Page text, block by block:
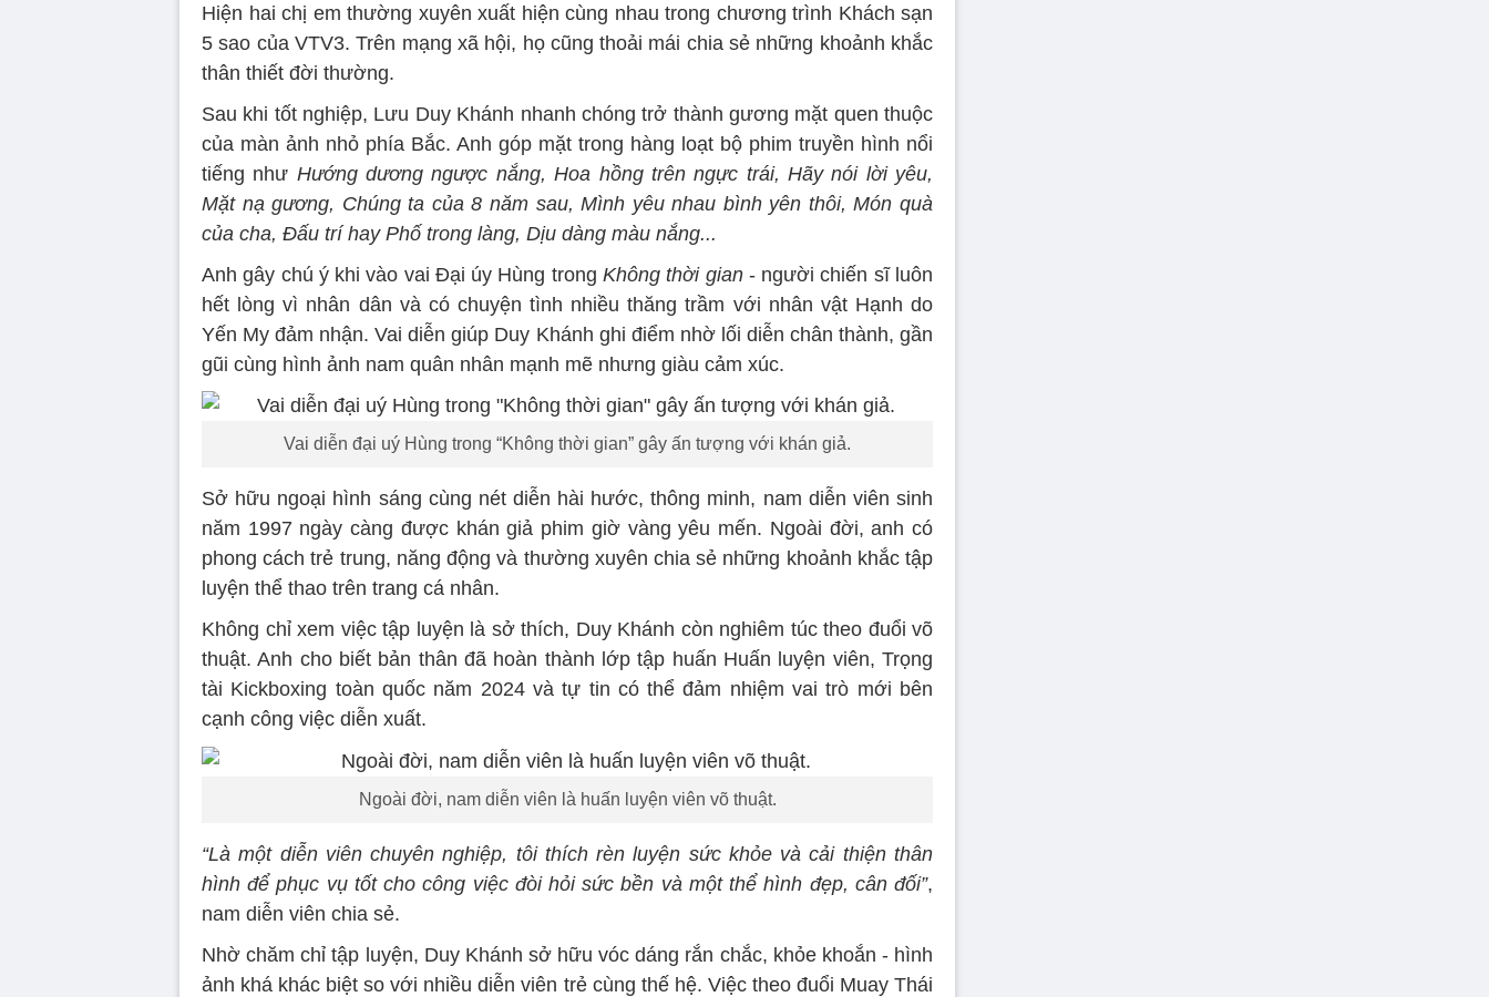
Hiện hai chị em thường xuyên xuất hiện cùng nhau trong chương trình Khách sạn
5 sao của VTV3. Trên mạng xã hội, họ cũng thoải mái chia sẻ những khoảnh khắc
thân thiết đời thường.
Sau khi tốt nghiệp, Lưu Duy Khánh nhanh chóng trở thành gương mặt quen thuộc
của màn ảnh nhỏ phía Bắc. Anh góp mặt trong hàng loạt bộ phim truyền hình nổi
tiếng như Hướng dương ngược nắng, Hoa hồng trên ngực trái, Hãy nói lời yêu,
Mặt nạ gương, Chúng ta của 8 năm sau, Mình yêu nhau bình yên thôi, Món quà
của cha, Đấu trí hay Phố trong làng, Dịu dàng màu nắng...
Anh gây chú ý khi vào vai Đại úy Hùng trongKhông thời gian- người chiến sĩ luôn
hết lòng vì nhân dân và có chuyện tình nhiều thăng trầm với nhân vật Hạnh do
Yến My đảm nhận. Vai diễn giúp Duy Khánh ghi điểm nhờ lối diễn chân thành, gần
gũi cùng hình ảnh nam quân nhân mạnh mẽ nhưng giàu cảm xúc.
Vai diễn đại uý Hùng trong “Không thời gian” gây ấn tượng với khán giả.
Sở hữu ngoại hình sáng cùng nét diễn hài hước, thông minh, nam diễn viên sinh
năm 1997 ngày càng được khán giả phim giờ vàng yêu mến. Ngoài đời, anh có
phong cách trẻ trung, năng động và thường xuyên chia sẻ những khoảnh khắc tập
luyện thể thao trên trang cá nhân.
Không chỉ xem việc tập luyện là sở thích, Duy Khánh còn nghiêm túc theo đuổi võ
thuật. Anh cho biết bản thân đã hoàn thành lớp tập huấn Huấn luyện viên, Trọng
tài Kickboxing toàn quốc năm 2024 và tự tin có thể đảm nhiệm vai trò mới bên
cạnh công việc diễn xuất.
Ngoài đời, nam diễn viên là huấn luyện viên võ thuật.
“Là một diễn viên chuyên nghiệp, tôi thích rèn luyện sức khỏe và cải thiện thân
hình để phục vụ tốt cho công việc đòi hỏi sức bền và một thể hình đẹp, cân đối”,
nam diễn viên chia sẻ.
Nhờ chăm chỉ tập luyện, Duy Khánh sở hữu vóc dáng rắn chắc, khỏe khoắn - hình
ảnh khá khác biệt so với nhiều diễn viên trẻ cùng thế hệ. Việc theo đuổi Muay Thái